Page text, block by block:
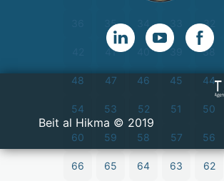
32
35
38
39
40
41
44
45
46
47
48
50
51
52
53
54
56
57
58
59
60
62
63
64
65
66
2019 © Beit al Hikma